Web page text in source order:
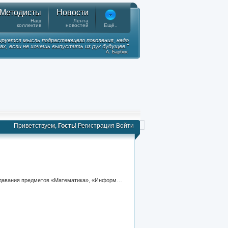
Методисты
Наш
коллектив
Новости
Лента
новостей
Ещё..
мысль подрастающего поколения, надо
если не хочешь выпустить из рук будущее."
А. Барбюс
Приветствуем, Гость! Регистрация Войти